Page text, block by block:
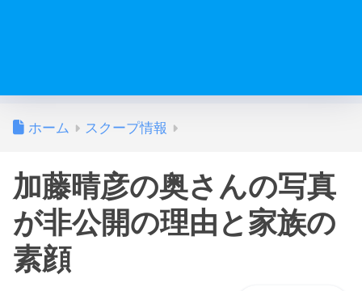
ホーム スクープ情報
加藤晴彦の奥さんの写真
が非公開の理由と家族の
素顔